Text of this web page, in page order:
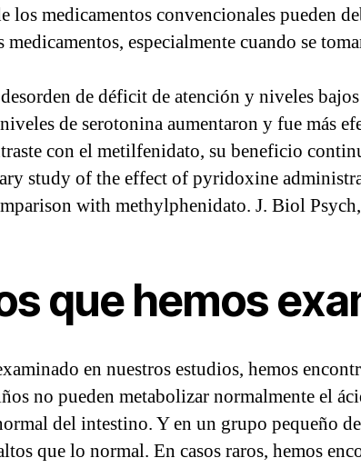
los medicamentos convencionales pueden
especialmente cuando se
de déficit de atención y niveles
de serotonina aumentaron y fue más
con el metilfenidato, su beneficio
study of the effect of pyridoxine
with methylphenidato. J. Biol
que hemos
en nuestros estudios, hemos
no pueden metabolizar normalmente el
del intestino. Y en un grupo pequeño
que lo normal. En casos raros, hemos